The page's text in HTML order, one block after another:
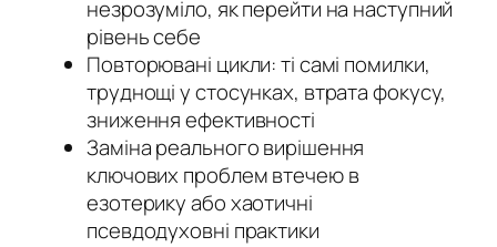
незрозуміло, як перейти на наступний
рівень себе
Повторювані цикли: ті самі помилки,
труднощі у стосунках, втрата фокусу,
зниження ефективності
Заміна реального вирішення
ключових проблем втечею в
езотерику або хаотичні
псевдодуховні практики